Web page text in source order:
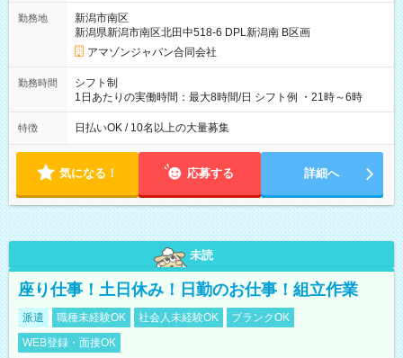
☆Amazon直雇用で安定して働けます！ 【試用期間】試用期間
あり 試用期間の長さ：1週間 雇用形態、給与は本採用時と同じ
です。
勤務地
新潟市南区
新潟県新潟市南区北田中518-6 DPL新潟南 B区画
アマゾンジャパン合同会社
勤務時間
シフト制
1日あたりの実働時間：最大8時間/日 シフト例 ・21時～6時
特徴 日払いOK / 10名以上の大量募集
気になる！ 応募する 詳細へ
未読
座り仕事！土日休み！日勤のお仕事！組立作業
派遣 職種未経験OK 社会人未経験OK
ブランクOK
WEB登録・面接OK